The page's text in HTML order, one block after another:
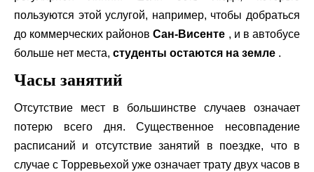
пользуются этой услугой, например, чтобы добраться
до коммерческих районовСан-Висенте , и в автобусе
больше нет места, студенты остаются на земле .
Часы занятий
Отсутствие мест в большинстве случаев означает
потерю всего дня. Существенное несовпадение
расписаний и отсутствие занятий в поездке, что в
случае с Торревьехой уже означает трату двух часов в